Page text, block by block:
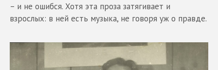
– и не ошибся. Хотя эта проза затягивает и
взрослых: в ней есть музыка, не говоря уж о правде.